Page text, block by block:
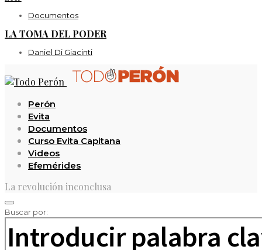
Documentos
LA TOMA DEL PODER
Daniel Di Giacinti
Perón
Evita
Documentos
Curso Evita Capitana
Videos
Efemérides
La revolución inconclusa
Buscar por: